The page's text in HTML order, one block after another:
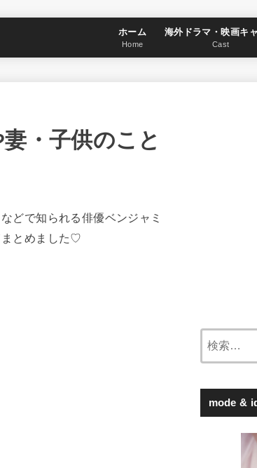
ホーム
Home
海外ドラマ・映画キ
Cast
・子供のこと
どで知られる俳優ベンジャミ
まとめました♡
mode &